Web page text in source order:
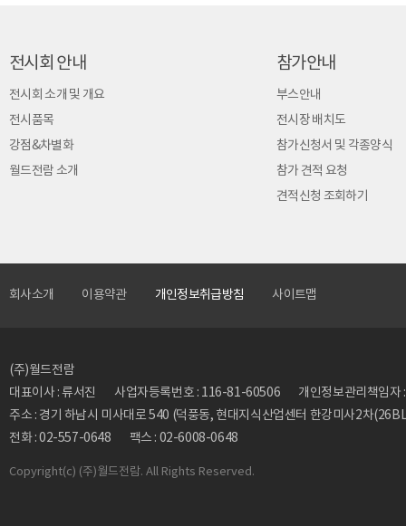
전시회 안내
전시회 소개 및 개요
전시품목
강점&차별화
월드전람 소개
참가안내
부스안내
전시장 배치도
참가신청서 및 각종양식
참가 견적 요청
견적신청 조회하기
회사소개 이용약관 개인정보취급방침 사이트맵
(주)월드전람
대표이사 : 류서진
사업자등록번호 : 116-81-60506
개인정보관리책임
주소 : 경기 하남시 미사대로 540 (덕풍동, 현대지식산업센터 한강미사2차
전화 : 02-557-0648
팩스 : 02-6008-0648
Copyright(c) (주)월드전람. All Rights Reserved.